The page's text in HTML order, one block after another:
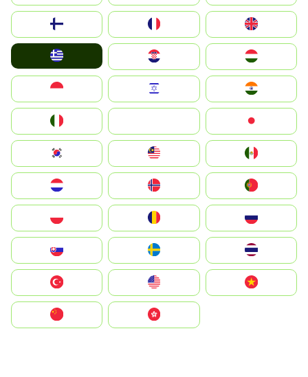
United Kingdom
Magyarország
South Korea
United States
中國香港特別行政區